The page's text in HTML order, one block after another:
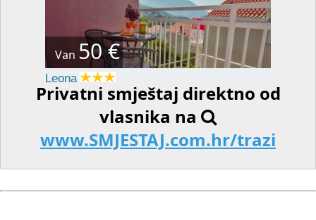
Van 50 €
Leona
Privatni smještaj direktno od
vlasnika na
www.SMJESTAJ.com.hr/trazi